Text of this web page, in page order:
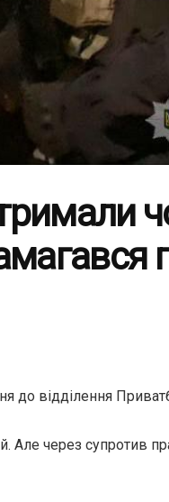
до відділення
через супротив